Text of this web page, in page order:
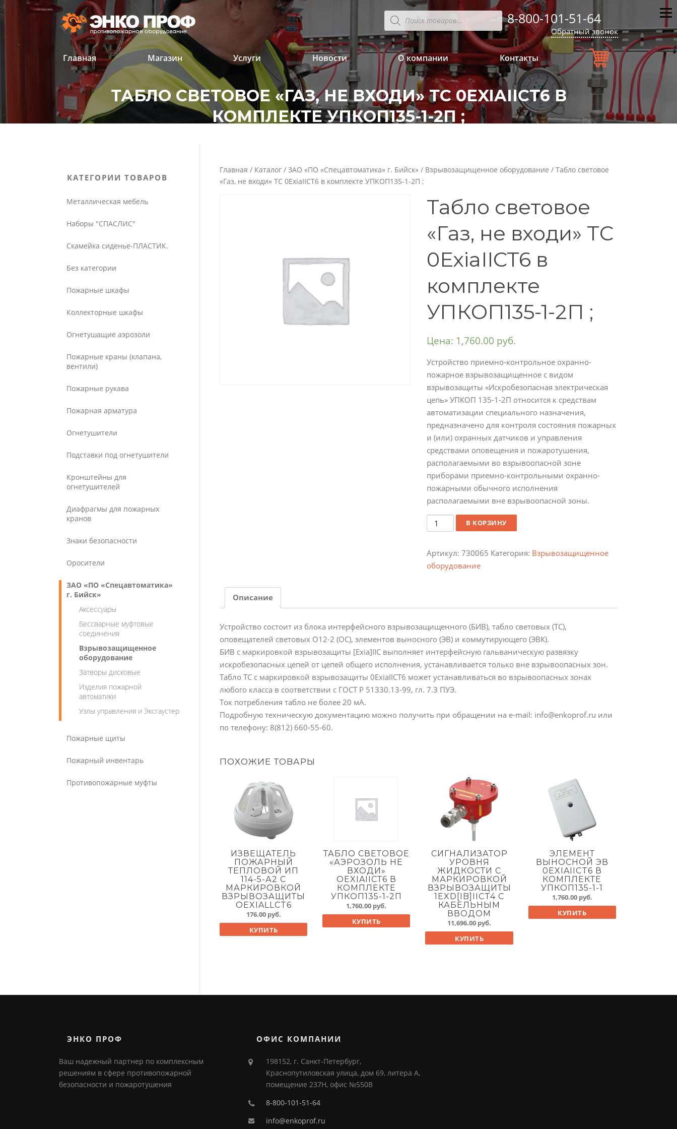
Перейти
к
Поиск
товаров 8-800-101-51-64
Обратный звонок
Главная Магазин Услуги Новости О компании Контакты
ТАБЛО СВЕТОВОЕ «ГАЗ, НЕ ВХОДИ» ТС 0EXIAIICT6 В
КОМПЛЕКТЕ УПКОП135-1-2П ;
'
Главная / Каталог / ЗАО «ПО «Спецавтоматика» г. Бийск» / Взрывозащищенное оборудование / Табло световое
«Газ, не входи» ТС 0ExiaIICT6 в комплекте УПКОП135-1-2П ;
Табло световое
«Газ, не входи» ТС
0ExiaIICT6 в
комплекте
УПКОП135-1-2П ;
Цена: 1,760.00 руб.
Устройство приемно-контрольное охранно-
пожарное взрывозащищенное с видом
взрывозащиты «Искробезопасная электрическая
цепь» УПКОП 135-1-2П относится к средствам
автоматизации специального назначения,
предназначено для контроля состояния пожарных
и (или) охранных датчиков и управления
средствами оповещения и пожаротушения,
располагаемыми во взрывоопасной зоне
приборами приемно-контрольными охранно-
пожарными обычного исполнения
располагаемыми вне взрывоопасной зоны.
КоличествоВ КОРЗИНУ
Артикул: 730065 Категория: Взрывозащищенное
оборудование
Описание
Устройство состоит из блока интерфейсного взрывозащищенного (БИВ), табло световых (ТС),
оповещателей световых О12-2 (ОС), элементов выносного (ЭВ) и коммутирующего (ЭВК).
БИВ с маркировкой взрывозащиты [Exia]IIС выполняет интерфейсную гальваническую развязку
искробезопасных цепей от цепей общего исполнения, устанавливается только вне взрывоопасных зон.
Табло ТС с маркировкой взрывозащиты 0ЕхiаIIСT6 может устанавливаться во взрывоопасных зонах
любого класса в соответствии с ГОСТ Р 51330.13-99, гл. 7.3 ПУЭ.
Ток потребления табло не более 20 мА.
Подробную техническую документацию можно получить при обращении на e-mail: info@enkoprof.ru или
по телефону: 8(812) 660-55-60.
ПОХОЖИЕ ТОВАРЫ
ИЗВЕЩАТЕЛЬ
ПОЖАРНЫЙ
ТЕПЛОВОЙ ИП
114-5-А2 С
МАРКИРОВКОЙ
ВЗРЫВОЗАЩИТЫ
OEXIALLCT6
176.00 руб.
КУПИТЬ
ТАБЛО СВЕТОВОЕ
«АЭРОЗОЛЬ НЕ
ВХОДИ»
OEXIAIIСТ6 В
КОМПЛЕКТЕ
УПКОП135-1-2П
1,760.00 руб.
КУПИТЬ
СИГНАЛИЗАТОР
УРОВНЯ
ЖИДКОСТИ С
МАРКИРОВКОЙ
ВЗРЫВОЗАЩИТЫ
1EXD[IB]IIСT4 С
КАБЕЛЬНЫМ
ВВОДОМ
11,696.00 руб.
КУПИТЬ
ЭЛЕМЕНТ
ВЫНОСНОЙ ЭВ
0EXIAIICT6 В
КОМПЛЕКТЕ
УПКОП135-1-1
1,760.00 руб.
КУПИТЬ
КАТЕГОРИИ ТОВАРОВ
Металлическая мебель
Наборы "СПАСЛИС"
Скамейка сиденье-ПЛАСТИК.
Без категории
Пожарные шкафы
Коллекторные шкафы
Огнетушащие аэрозоли
Пожарные краны (клапана,
вентили)
Пожарные рукава
Пожарная арматура
Огнетушители
Подставки под огнетушители
Кронштейны для
огнетушителей
Диафрагмы для пожарных
кранов
Знаки безопасности
Оросители
ЗАО «ПО «Спецавтоматика»
г. Бийск»
Аксессуары
Бессварные муфтовые
соединения
Взрывозащищенное
оборудование
Затворы дисковые
Изделия пожарной
автоматики
Узлы управления и Эксгаустер
Пожарные щиты
Пожарный инвентарь
Противопожарные муфты
ЭНКО ПРОФ
Ваш надежный партнер по комплексным
решениям в сфере противопожарной
безопасности и пожаротушения
ОФИС КОМПАНИИ
198152, г. Санкт-Петербург,
Краснопутиловская улица, дом 69, литера А,
помещение 237Н, офис №550В
8-800-101-51-64
info@enkoprof.ru